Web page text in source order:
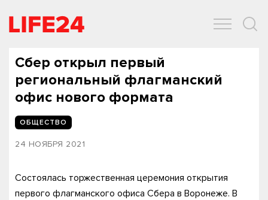
Сбер открыл первый
региональный флагманский
офис нового формата
ОБЩЕСТВО
24 НОЯБРЯ 2021
Состоялась торжественная церемония открытия
первого флагманского офиса Сбера в Воронеже. В